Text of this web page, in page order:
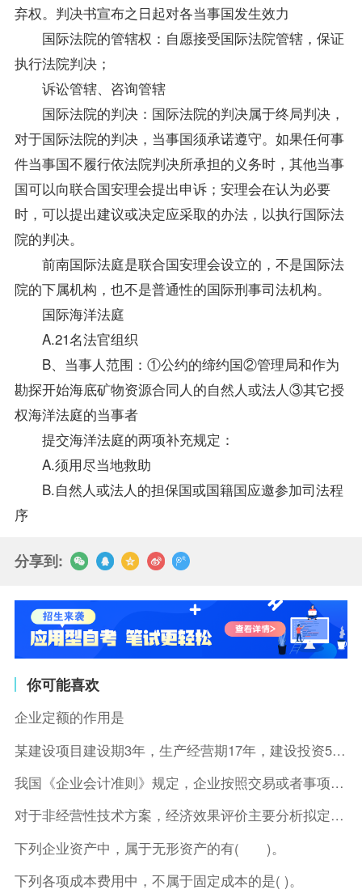
弃权。判决书宣布之日起对各当事国发生效力
国际法院的管辖权：自愿接受国际法院管辖，保证
执行法院判决；
诉讼管辖、咨询管辖
国际法院的判决：国际法院的判决属于终局判决，
对于国际法院的判决，当事国须承诺遵守。如果任何事
件当事国不履行依法院判决所承担的义务时，其他当事
国可以向联合国安理会提出申诉；安理会在认为必要
时，可以提出建议或决定应采取的办法，以执行国际法
院的判决。
前南国际法庭是联合国安理会设立的，不是国际法
院的下属机构，也不是普通性的国际刑事司法机构。
国际海洋法庭
A.21名法官组织
B、当事人范围：①公约的缔约国②管理局和作为
勘探开始海底矿物资源合同人的自然人或法人③其它授
权海洋法庭的当事者
提交海洋法庭的两项补充规定：
A.须用尽当地救助
B.自然人或法人的担保国或国籍国应邀参加司法程
序
分享到:
你可能喜欢
企业定额的作用是
某建设项目建设期3年，生产经营期17年，建设投资5500万元
我国《企业会计准则》规定，企业按照交易或者事项的经济特征确定
对于非经营性技术方案，经济效果评价主要分析拟定方案的( )。
下列企业资产中，属于无形资产的有( )。
下列各项成本费用中，不属于固定成本的是( )。